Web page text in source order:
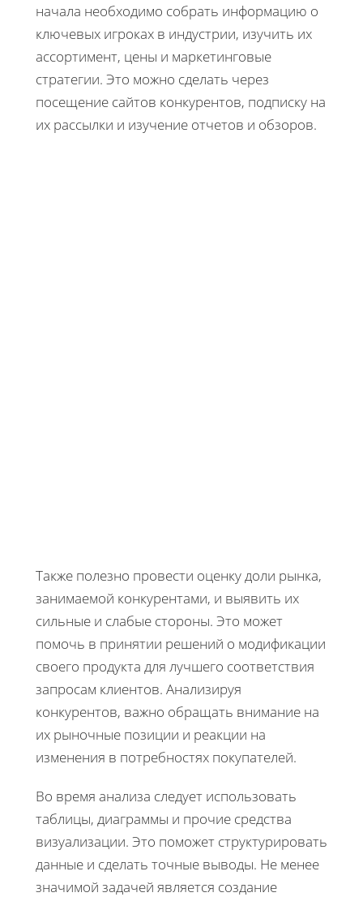
начала необходимо собрать информацию о
ключевых игроках в индустрии, изучить их
ассортимент, цены и маркетинговые
стратегии. Это можно сделать через
посещение сайтов конкурентов, подписку на
их рассылки и изучение отчетов и обзоров.
Также полезно провести оценку доли рынка,
занимаемой конкурентами, и выявить их
сильные и слабые стороны. Это может
помочь в принятии решений о модификации
своего продукта для лучшего соответствия
запросам клиентов. Анализируя
конкурентов, важно обращать внимание на
их рыночные позиции и реакции на
изменения в потребностях покупателей.
Во время анализа следует использовать
таблицы, диаграммы и прочие средства
визуализации. Это поможет структурировать
данные и сделать точные выводы. Не менее
значимой задачей является создание